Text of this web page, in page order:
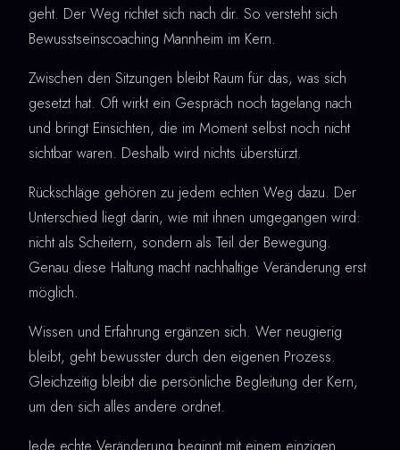
geht. Der Weg richtet sich nach dir. So versteht sich
Bewusstseinscoaching Mannheim im Kern.
Zwischen den Sitzungen bleibt Raum für das, was sich
gesetzt hat. Oft wirkt ein Gespräch noch tagelang nach
und bringt Einsichten, die im Moment selbst noch nicht
sichtbar waren. Deshalb wird nichts überstürzt.
Rückschläge gehören zu jedem echten Weg dazu. Der
Unterschied liegt darin, wie mit ihnen umgegangen wird:
nicht als Scheitern, sondern als Teil der Bewegung.
Genau diese Haltung macht nachhaltige Veränderung erst
möglich.
Wissen und Erfahrung ergänzen sich. Wer neugierig
bleibt, geht bewusster durch den eigenen Prozess.
Gleichzeitig bleibt die persönliche Begleitung der Kern,
um den sich alles andere ordnet.
Jede echte Veränderung beginnt mit einem einzigen